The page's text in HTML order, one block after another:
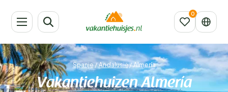
Spanje / Andalusië/Almería
Vakantiehuizen Almería